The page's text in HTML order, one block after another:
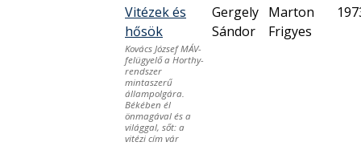
Vitézek és
hősök
Kovács József MÁV-
felügyelő a Horthy-
rendszer
mintaszerű
állampolgára.
Békében él
önmagával és a
világgal, sőt: a
vitézi cím vár
Gergely
Sándor
Marton
Frigyes